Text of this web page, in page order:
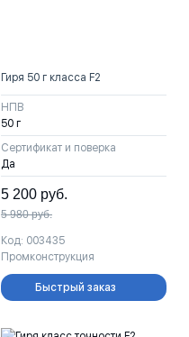
Гиря 50 г класса F2
НПВ
50 г
Сертификат и поверка
Да
5 200 руб.
5 980руб.
Код: 003435
Промконструкция
Быстрый заказ